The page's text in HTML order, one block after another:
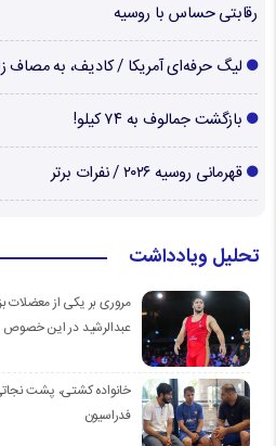
رقابتی حساس با روسیه
لیگ حرفه‌ای آمریکا / کادیف، به مصاف
بازگشت جمالوف به ۷۴ کیلو!
قهرمانی روسیه ۲۰۲۶ / نفرات برتر
تحلیل ویادداشت
مروری بر یکی از
عبدالرشید در این خصوص
خانواده کشتی، پشت
فدراسیون